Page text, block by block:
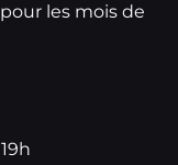
les mois de